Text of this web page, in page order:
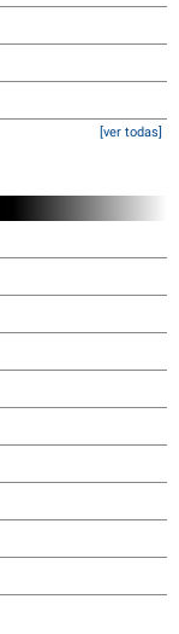
[ver todas]